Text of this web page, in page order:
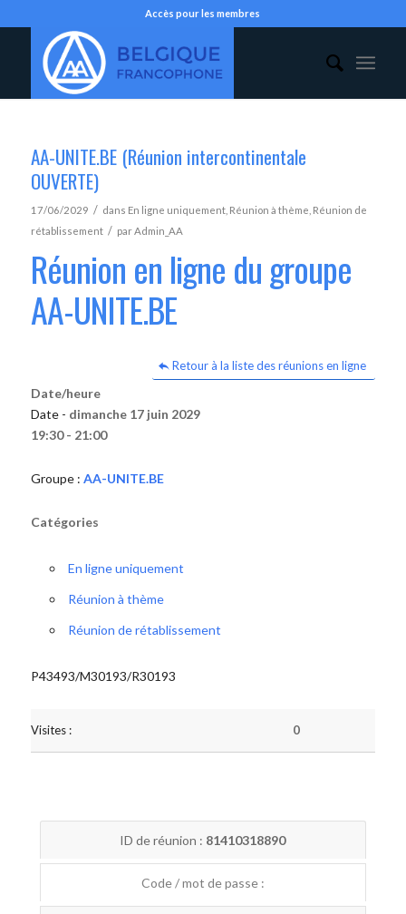
Accès pour les membres
AA-UNITE.BE (Réunion intercontinentale
OUVERTE)
17/06/2029 / dans En ligne uniquement, Réunion à thème Réunion de
rétablissement / parAdmin_AA
Réunion en ligne du groupe
AA-UNITE.BE
Retour à la liste des réunions en ligne
Date/heure
Date - dimanche 17 juin 2029
19:30 - 21:00
Groupe : AA-UNITE.BE
Catégories
En ligne uniquement
Réunion à thème
Réunion de rétablissement
P43493/M30193/R30193
Visites : 0
ID de réunion : 81410318890
Code / mot de passe :